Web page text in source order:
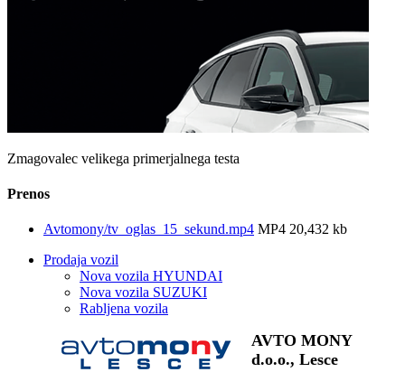
Zmagovalec velikega primerjalnega testa
Prenos
Avtomony/tv_oglas_15_sekund.mp4 MP4 20,432 kb
Prodaja vozil
Nova vozila HYUNDAI
Nova vozila SUZUKI
Rabljena vozila
AVTO MONY
d.o.o., Lesce